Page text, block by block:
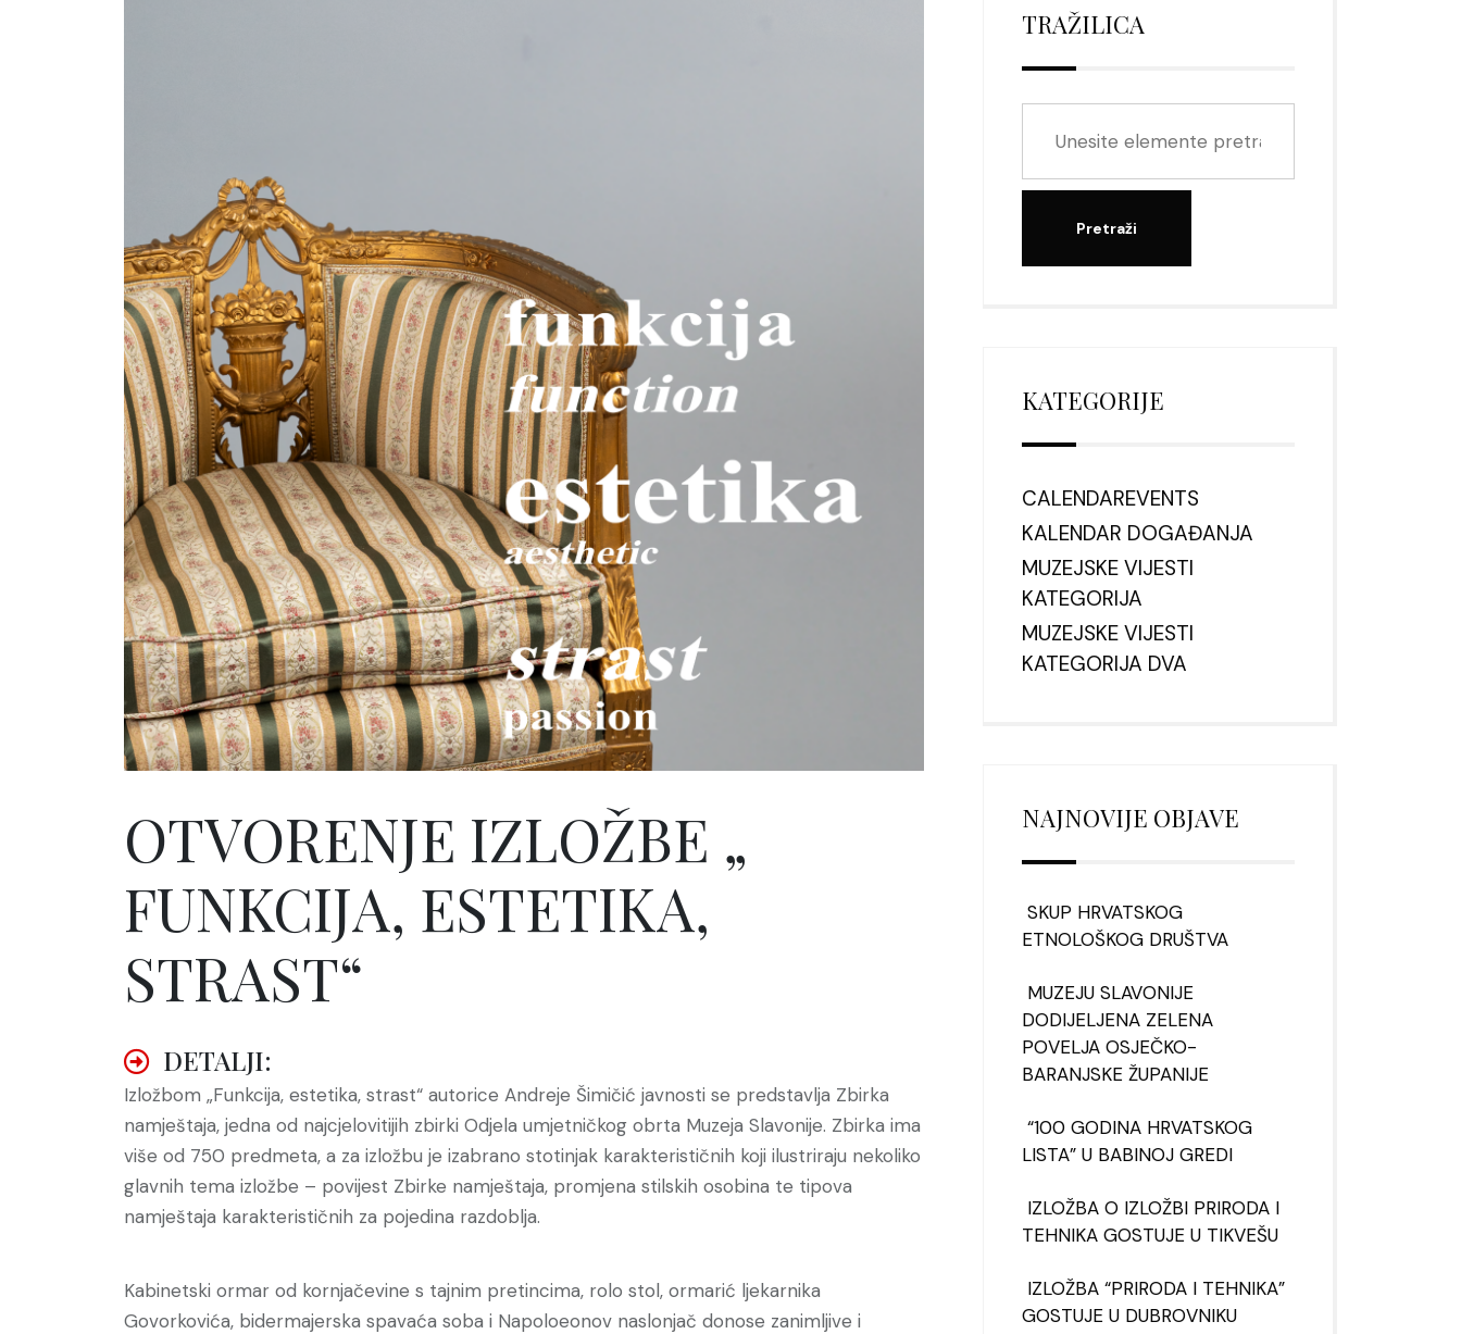
OTVORENJE IZLOŽBE „
FUNKCIJA, ESTETIKA,
STRAST“
DETALJI:
Izložbom „Funkcija, estetika, strast“ autorice Andreje Šimičić javnosti se predstavlja Zbirka
namještaja, jedna od najcjelovitijih zbirki Odjela umjetničkog obrta Muzeja Slavonije. Zbirka ima
više od 750 predmeta, a za izložbu je izabrano stotinjak karakterističnih koji ilustriraju nekoliko
glavnih tema izložbe – povijest Zbirke namještaja, promjena stilskih osobina te tipova
namještaja karakterističnih za pojedina razdoblja.
Kabinetski ormar od kornjačevine s tajnim pretincima, rolo stol, ormarić ljekarnika
Govorkovića, bidermajerska spavaća soba i Napoloeonov naslonjač donose zanimljive i
TRAŽILICA
KATEGORIJE
CALENDAREVENTS
KALENDAR DOGAĐANJA
MUZEJSKE VIJESTI
KATEGORIJA
MUZEJSKE VIJESTI
KATEGORIJA DVA
NAJNOVIJE OBJAVE
SKUP HRVATSKOG
ETNOLOŠKOG DRUŠTVA
MUZEJU SLAVONIJE
DODIJELJENA ZELENA
POVELJA OSJEČKO-
BARANJSKE ŽUPANIJE
“100 GODINA HRVATSKOG
LISTA” U BABINOJ GREDI
IZLOŽBA O IZLOŽBI PRIRODA I
TEHNIKA GOSTUJE U TIKVEŠU
IZLOŽBA “PRIRODA I TEHNIKA”
GOSTUJE U DUBROVNIKU